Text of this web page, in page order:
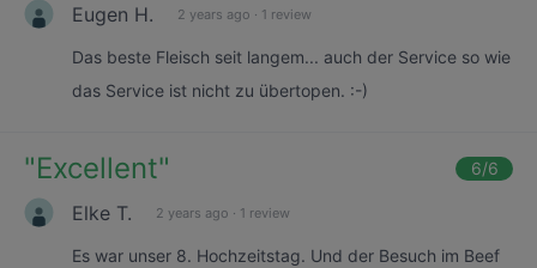
Eugen H. 2 years ago · 1 review
Das beste Fleisch seit langem... auch der Service so wie
das Service ist nicht zu übertopen. :-)
"Excellent" 6/6
Elke T. 2 years ago · 1 review
Es war unser 8. Hochzeitstag. Und der Besuch im Beef